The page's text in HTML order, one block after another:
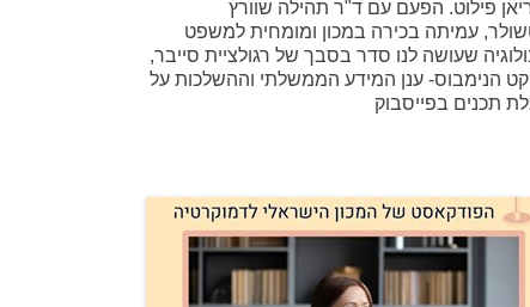
פילוט. הפעם עם ד"ר תהילה שוורץ
עמיתה בכירה במכון ומומחית למשפט
שעושה לנו סדר בסבך של רגולציית סייבר,
הנימבוס- ענן המידע הממשלתי וההשלכות על
תכנים בפייסבוק